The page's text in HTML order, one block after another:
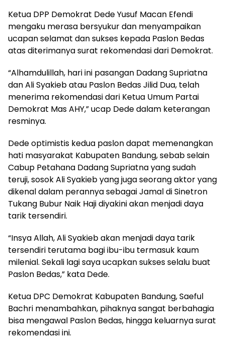
Ketua DPP Demokrat Dede Yusuf Macan Efendi
mengaku merasa bersyukur dan menyampaikan
ucapan selamat dan sukses kepada Paslon Bedas
atas diterimanya surat rekomendasi dari Demokrat.
“Alhamdulillah, hari ini pasangan Dadang Supriatna
dan Ali Syakieb atau Paslon Bedas Jilid Dua, telah
menerima rekomendasi dari Ketua Umum Partai
Demokrat Mas AHY,” ucap Dede dalam keterangan
resminya.
Dede optimistis kedua paslon dapat memenangkan
hati masyarakat Kabupaten Bandung, sebab selain
Cabup Petahana Dadang Supriatna yang sudah
teruji, sosok Ali Syakieb yang juga seorang aktor yang
dikenal dalam perannya sebagai Jamal di Sinetron
Tukang Bubur Naik Haji diyakini akan menjadi daya
tarik tersendiri.
“Insya Allah, Ali Syakieb akan menjadi daya tarik
tersendiri terutama bagi ibu-ibu termasuk kaum
milenial. Sekali lagi saya ucapkan sukses selalu buat
Paslon Bedas,” kata Dede.
Ketua DPC Demokrat Kabupaten Bandung, Saeful
Bachri menambahkan, pihaknya sangat berbahagia
bisa mengawal Paslon Bedas, hingga keluarnya surat
rekomendasi ini.